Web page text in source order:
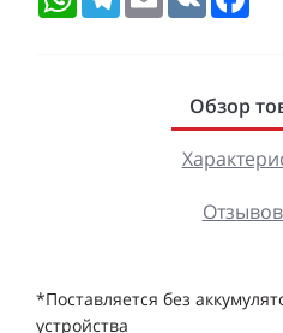
Обзор
*Поставляется без
устройства